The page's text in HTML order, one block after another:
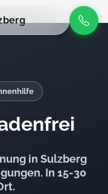
in Sulzberg
In 15-30